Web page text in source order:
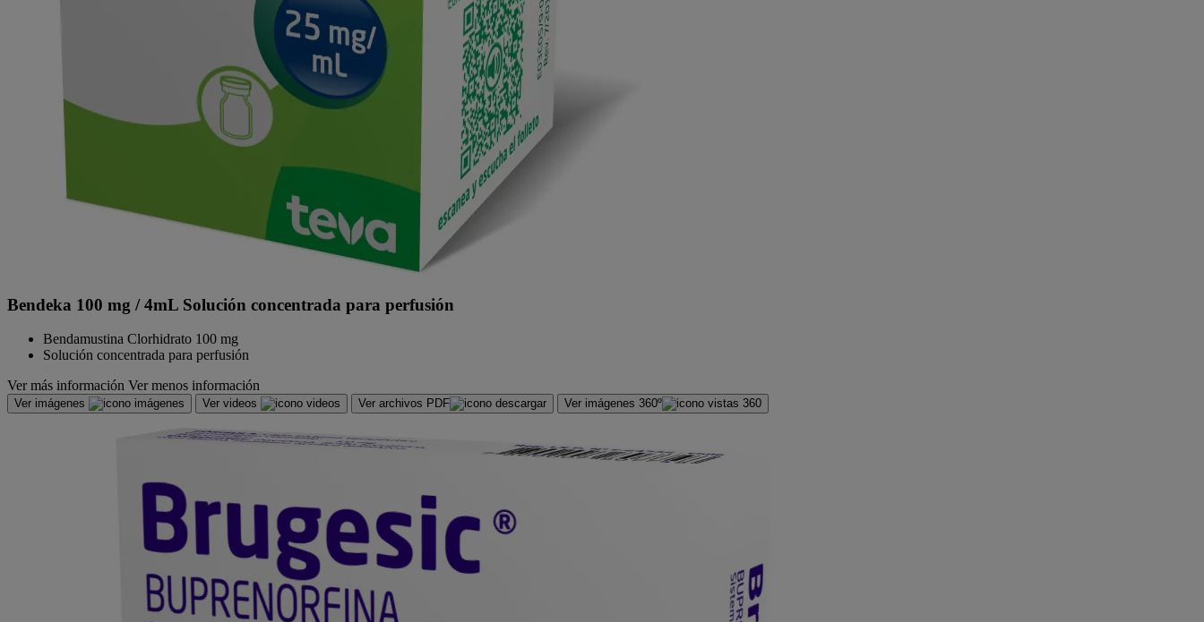
Bendeka 100 mg / 4mL Solución concentrada para perfusión
Bendamustina Clorhidrato 100 mg
Solución concentrada para perfusión
Ver más información Ver menos información
Ver imágenes Ver videos Ver archivos PDF Ver imágenes 360º